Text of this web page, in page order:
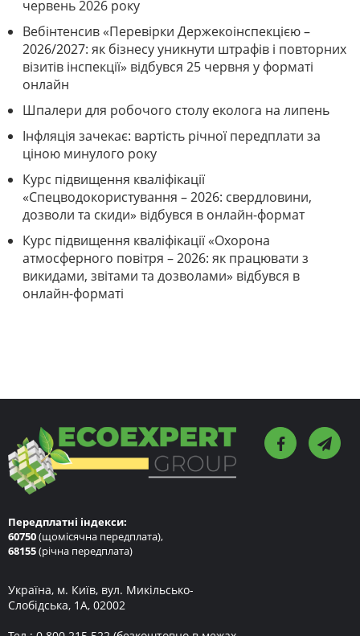
червень 2026 року
Вебінтенсив «Перевірки Держекоінспекцією –
2026/2027: як бізнесу уникнути штрафів і повторних
візитів інспекції» відбувся 25 червня у форматі
онлайн
Шпалери для робочого столу еколога на липень
Інфляція зачекає: вартість річної передплати за
ціною минулого року
Курс підвищення кваліфікації
«Спецводокористування – 2026: свердловини,
дозволи та скиди» відбувся в онлайн-формат
Курс підвищення кваліфікації «Охорона
атмосферного повітря – 2026: як працювати з
викидами, звітами та дозволами» відбувся в
онлайн-форматі
Передплатні індекси:
60750(щомісячна передплата),
68155(річна передплата)
Україна, м. Київ, вул. Микільсько-
Слобідська, 1А, 02002